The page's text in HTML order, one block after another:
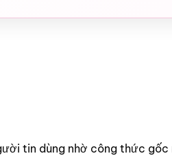
tin dùng nhờ công thức